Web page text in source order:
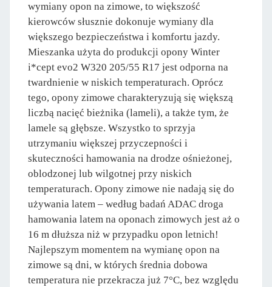
wymiany opon na zimowe, to większość
kierowców słusznie dokonuje wymiany dla
większego bezpieczeństwa i komfortu jazdy.
Mieszanka użyta do produkcji opony Winter
i*cept evo2 W320 205/55 R17 jest odporna na
twardnienie w niskich temperaturach. Oprócz
tego, opony zimowe charakteryzują się większą
liczbą nacięć bieżnika (lameli), a także tym, że
lamele są głębsze. Wszystko to sprzyja
utrzymaniu większej przyczepności i
skuteczności hamowania na drodze ośnieżonej,
oblodzonej lub wilgotnej przy niskich
temperaturach. Opony zimowe nie nadają się do
używania latem – według badań ADAC droga
hamowania latem na oponach zimowych jest aż o
16 m dłuższa niż w przypadku opon letnich!
Najlepszym momentem na wymianę opon na
zimowe są dni, w których średnia dobowa
temperatura nie przekracza już 7°C, bez względu